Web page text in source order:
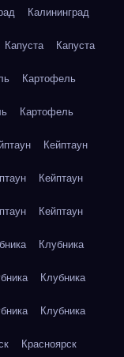
Калининград
Капуста Капуста
Картофель
Картофель
Кейптаун
Кейптаун
Кейптаун
Клубника
Клубника
Клубника
Красноярск